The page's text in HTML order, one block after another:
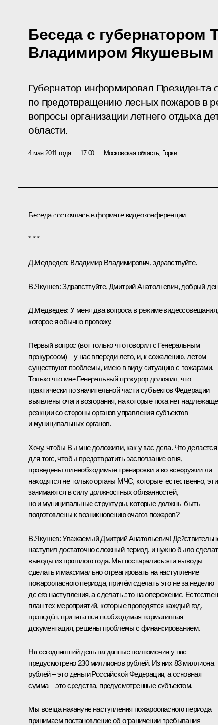
Беседа с губернатором
Владимиром Якушевым
Губернатор информировал Президента
по предотвращению лесных пожаров в
вопросы организации летнего отдыха
области.
4 мая 2011 года 17:00 Московская область, Горки
Беседа состоялась в формате видеоконференции.
* * *
Д.Медведев: Владимир Владимирович, здравствуйте.
В.Якушев:Здравствуйте, Дмитрий Анатольевич, добрый
Д.Медведев: У меня два вопроса в режиме видеосовещания,
которое я обычно провожу.
Первый вопрос (вот только что говорил с Генеральным
прокурором) – у нас впереди лето, и, к сожалению, летом
существуют проблемы, имею в виду ситуацию с пожарами.
Только что мне Генеральный прокурор доложил, что
практически по значительной части субъектов Федерации
выявлены очаги возгорания, на которые пока нет
реакции со стороны органов управления субъектов
и муниципальных органов.
Хочу, чтобы Вы мне доложили, как у вас дела. Что делается
для того, чтобы предотвратить расползание огня,
проведены ли необходимые тренировки и во всеоружии ли
находятся не только органы МЧС, которые, естественно,
занимаются в силу должностных обязанностей,
но и муниципальные структуры, которые должны быть
подготовлены к возникновению очагов пожаров?
В.Якушев:Уважаемый Дмитрий Анатольевич!
наступил достаточно сложный период, и нужно было
выводы из прошлого года. Мы постарались эти выводы
сделать и максимально отреагировать на наступление
пожароопасного периода, причём сделать это не за неделю
до его наступления, а сделать это на опережение.
план тех мероприятий, которые проводятся каждый год,
проведён, принята вся необходимая нормативная
документация, решены проблемы с финансированием.
На сегодняшний день на данные полномочия у нас
предусмотрено 230 миллионов рублей. Из них 83 миллиона
рублей – это деньги Российской Федерации, а основная
сумма – это средства, предусмотренные субъектом.
Мы всегда накануне наступления пожароопасного периода
принимаем постановление об ограничении пребывания